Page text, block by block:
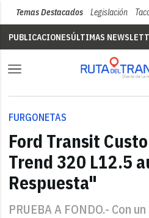
Temas Destacados Legislación
PUBLICACIONESÚLTIMAS
FURGONETAS
Ford Transit
Trend 320 L12.5
Respuesta"
PRUEBA A FONDO.- Con